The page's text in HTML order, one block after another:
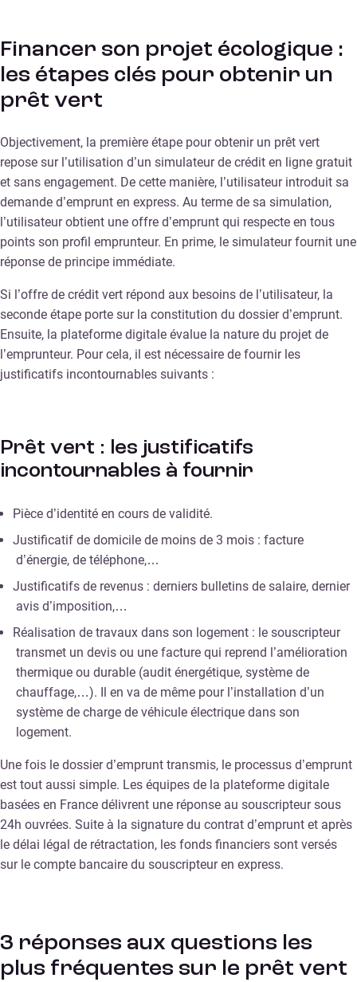
Financer son projet écologique :
les étapes clés pour obtenir un
prêt vert
Objectivement, la première étape pour obtenir un prêt vert
repose sur l’utilisation d’un simulateur de crédit en ligne gratuit
et sans engagement. De cette manière, l’utilisateur introduit sa
demande d’emprunt en express. Au terme de sa simulation,
l’utilisateur obtient une offre d’emprunt qui respecte en tous
points son profil emprunteur. En prime, le simulateur fournit une
réponse de principe immédiate.
Si l’offre de crédit vert répond aux besoins de l’utilisateur, la
seconde étape porte sur la constitution du dossier d’emprunt.
Ensuite, la plateforme digitale évalue la nature du projet de
l’emprunteur. Pour cela, il est nécessaire de fournir les
justificatifs incontournables suivants :
Prêt vert : les justificatifs
incontournables à fournir
Pièce d’identité en cours de validité.
Justificatif de domicile de moins de 3 mois : facture
d’énergie, de téléphone,…
Justificatifs de revenus : derniers bulletins de salaire, dernier
avis d’imposition,…
Réalisation de travaux dans son logement : le souscripteur
transmet un devis ou une facture qui reprend l’amélioration
thermique ou durable (audit énergétique, système de
chauffage,…). Il en va de même pour l’installation d’un
système de charge de véhicule électrique dans son
logement.
Une fois le dossier d’emprunt transmis, le processus d’emprunt
est tout aussi simple. Les équipes de la plateforme digitale
basées en France délivrent une réponse au souscripteur sous
24h ouvrées. Suite à la signature du contrat d’emprunt et après
le délai légal de rétractation, les fonds financiers sont versés
sur le compte bancaire du souscripteur en express.
3 réponses aux questions les
plus fréquentes sur le prêt vert